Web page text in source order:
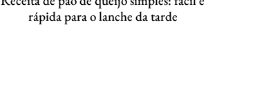
rápida para o lanche da tarde